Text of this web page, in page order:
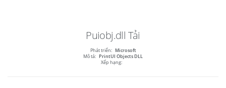
Puiobj.dll Tải
Phát triển: Microsoft
Mô tả: PrintUI Objects DLL
Xếp hạng: